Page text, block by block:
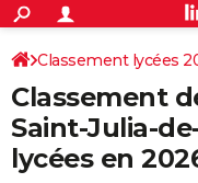
ACTUALITÉS
Politique
Société
Faits Divers
Education
Monde
Villes
+
SPORT
Coupe du monde 2026
Football
Tennis
Cyclisme
Rugby
Forum
CULTURE
Programme TV
TNT
Streaming
Cinéma
Sorties cinéma
Musique
+FINANCE
Classement lycées
Classement
Saint-Julia-
lycées en